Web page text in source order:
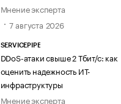
Мнение эксперта
7 августа 2026
SERVICEPIPE
DDoS-атаки свыше 2 Тбит/с: как
оценить надежность ИТ-
инфраструктуры
Мнение эксперта